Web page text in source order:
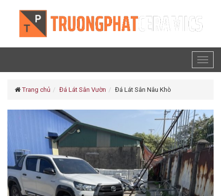
Trang chủ Đá Lát Sân Vườn Đá Lát Sân Nâu Khò